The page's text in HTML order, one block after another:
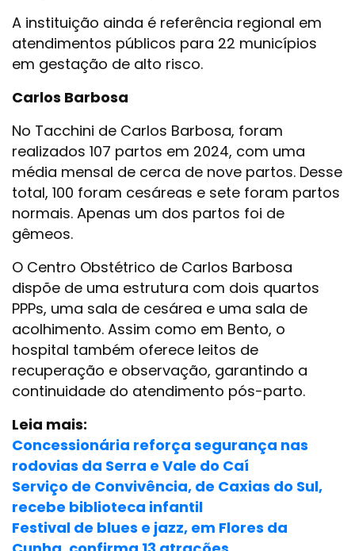
A instituição ainda é referência regional em
atendimentos públicos para 22 municípios
em gestação de alto risco.
Carlos Barbosa
No Tacchini de Carlos Barbosa, foram
realizados 107 partos em 2024, com uma
média mensal de cerca de nove partos. Desse
total, 100 foram cesáreas e sete foram partos
normais. Apenas um dos partos foi de
gêmeos.
O Centro Obstétrico de Carlos Barbosa
dispõe de uma estrutura com dois quartos
PPPs, uma sala de cesárea e uma sala de
acolhimento. Assim como em Bento, o
hospital também oferece leitos de
recuperação e observação, garantindo a
continuidade do atendimento pós-parto.
Leia mais:
Concessionária reforça segurança nas
rodovias da Serra e Vale do Caí
Serviço de Convivência, de Caxias do Sul,
recebe biblioteca infantil
Festival de blues e jazz, em Flores da